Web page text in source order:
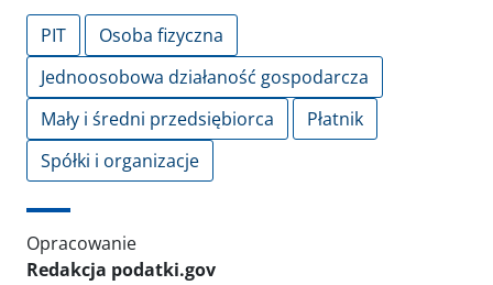
PIT
Osoba fizyczna
Jednoosobowa działaność gospodarcza
Mały i średni przedsiębiorca
Płatnik
Spółki i organizacje
Opracowanie
Redakcja podatki.gov